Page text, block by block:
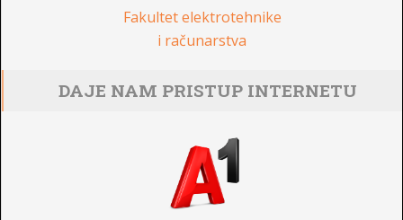
Fakultet elektrotehnike
i računarstva
DAJE NAM PRISTUP INTERNETU